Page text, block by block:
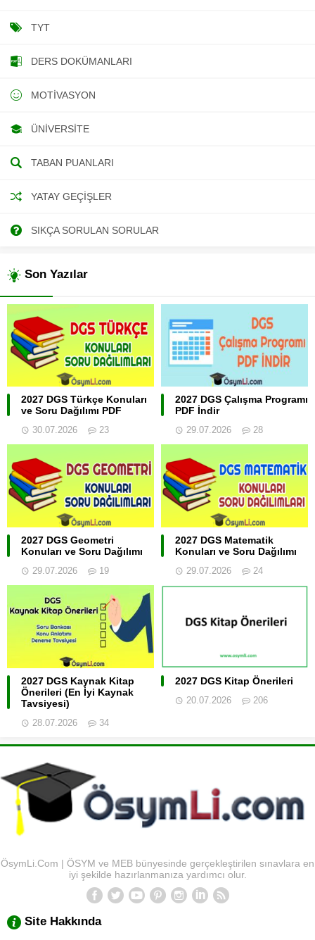
TYT
DERS DOKÜMANLARI
MOTIVASYON
ÜNIVERSITE
TABAN PUANLARI
YATAY GEÇIŞLER
SIKÇA SORULAN SORULAR
Son Yazılar
2027 DGS Türkçe Konuları
ve Soru Dağılımı PDF
30.07.2026 23
2027 DGS Çalışma Programı
PDF İndir
29.07.2026 28
2027 DGS Geometri
Konuları ve Soru Dağılımı
29.07.2026 19
2027 DGS Matematik
Konuları ve Soru Dağılımı
29.07.2026 24
2027 DGS Kaynak Kitap
Önerileri (En İyi Kaynak
Tavsiyesi)
28.07.2026 34
2027 DGS Kitap Önerileri
20.07.2026 206
ÖsymLi.Com | ÖSYM ve MEB bünyesinde gerçekleştirilen sınavlara en
iyi şekilde hazırlanmanıza yardımcı olur.
Site Hakkında